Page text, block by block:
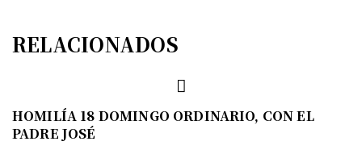
RELACIONADOS
HOMILÍA 18 DOMINGO ORDINARIO, CON EL
PADRE JOSÉ